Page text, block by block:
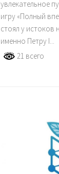
увлекательное
игру «Полный
стоял у истоков
именно Петру I...
21 всего